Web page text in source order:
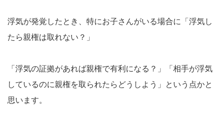
浮気が発覚したとき、特にお子さんがいる場合に「浮気し
たら親権は取れない？」
「浮気の証拠があれば親権で有利になる？」「相手が浮気
しているのに親権を取られたらどうしよう」という点かと
思います。